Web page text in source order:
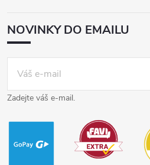
NOVINKY DO EMAILU
Zadejte váš e-mail.